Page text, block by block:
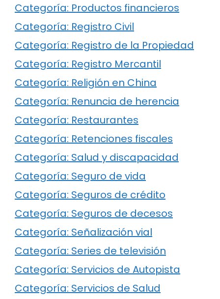
Categoría: Productos financieros
Categoría: Registro Civil
Categoría: Registro de la Propiedad
Categoría: Registro Mercantil
Categoría: Religión en China
Categoría: Renuncia de herencia
Categoría: Restaurantes
Categoría: Retenciones fiscales
Categoría: Salud y discapacidad
Categoría: Seguro de vida
Categoría: Seguros de crédito
Categoría: Seguros de decesos
Categoría: Señalización vial
Categoría: Series de televisión
Categoría: Servicios de Autopista
Categoría: Servicios de Salud